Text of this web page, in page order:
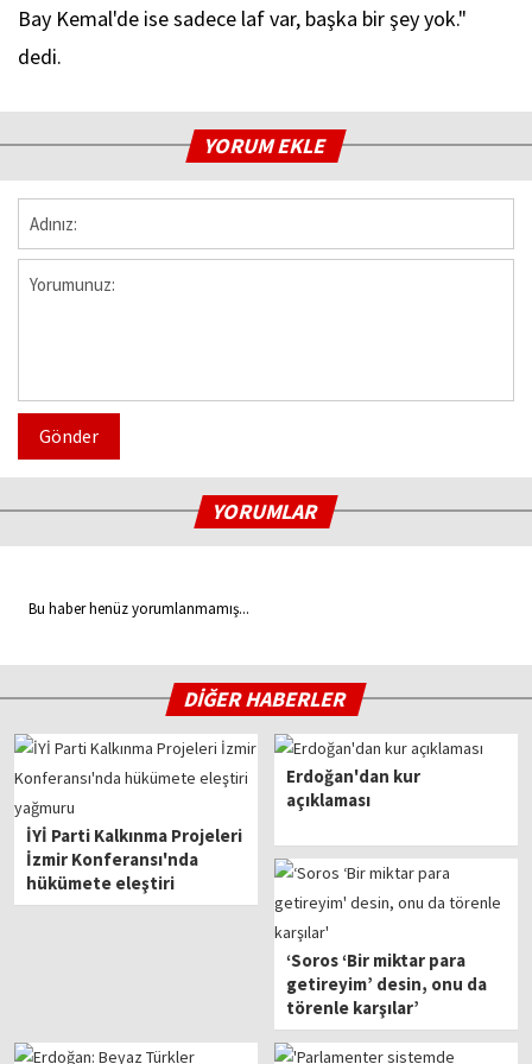
Bay Kemal'de ise sadece laf var, başka bir şey yok."
dedi.
YORUM EKLE
Gönder
YORUMLAR
Bu haber henüz yorumlanmamış...
DİĞER HABERLER
İYİ Parti Kalkınma Projeleri
İzmir Konferansı'nda
hükümete eleştiri
yağmuru
Erdoğan'dan kur
açıklaması
‘Soros ‘Bir miktar para
getireyim’ desin, onu da
törenle karşılar’